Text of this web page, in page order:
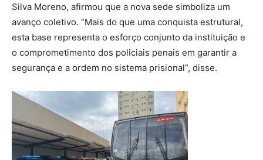
Silva Moreno, afirmou que a nova sede simboliza um
avanço coletivo. “Mais do que uma conquista estrutural,
esta base representa o esforço conjunto da instituição e
o comprometimento dos policiais penais em garantir a
segurança e a ordem no sistema prisional”, disse.